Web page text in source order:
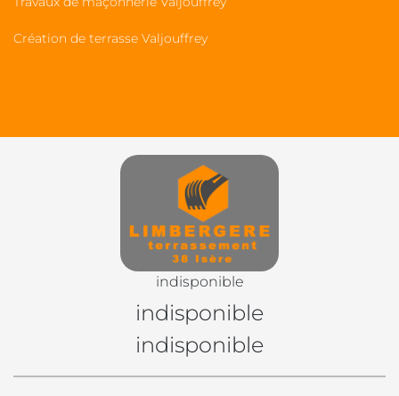
Création de terrasse Valjouffrey
indisponible
indisponible
indisponible